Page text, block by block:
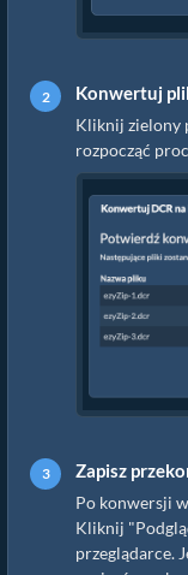
Konwertuj
Kliknij zielony
rozpocząć
Zapisz
Po konwersji
Kliknij
przeglądarce.